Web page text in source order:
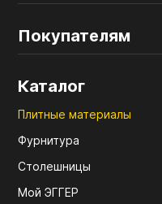
Покупателям
Каталог
Плитные материалы
Фурнитура
Столешницы
Мой ЭГГЕР